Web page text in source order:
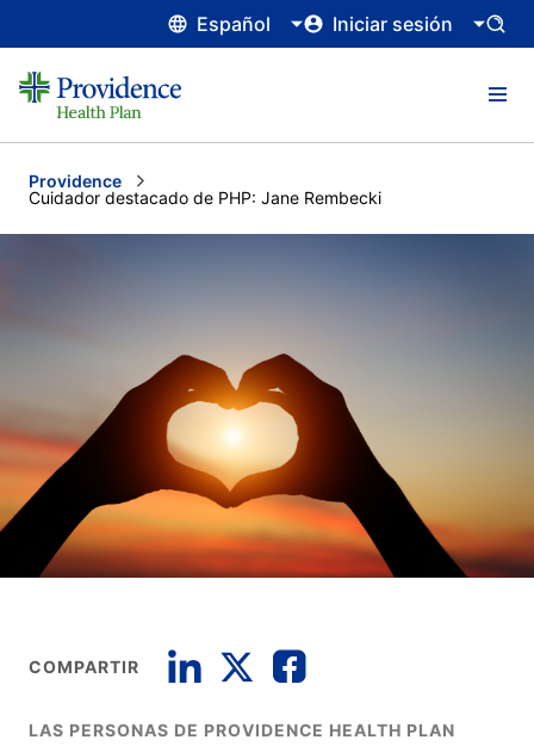
Español Iniciar sesión
Providence
Current:
Cuidador destacado de PHP: Jane Rembecki
COMPARTIR
LAS PERSONAS DE PROVIDENCE HEALTH PLAN